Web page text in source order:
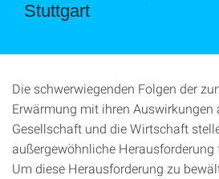
Stuttgart
Die schwerwiegenden Folgen der
Erwärmung mit ihren Auswirkungen
Gesellschaft und die Wirtschaft
außergewöhnliche Herausforderung
Um diese Herausforderung zu